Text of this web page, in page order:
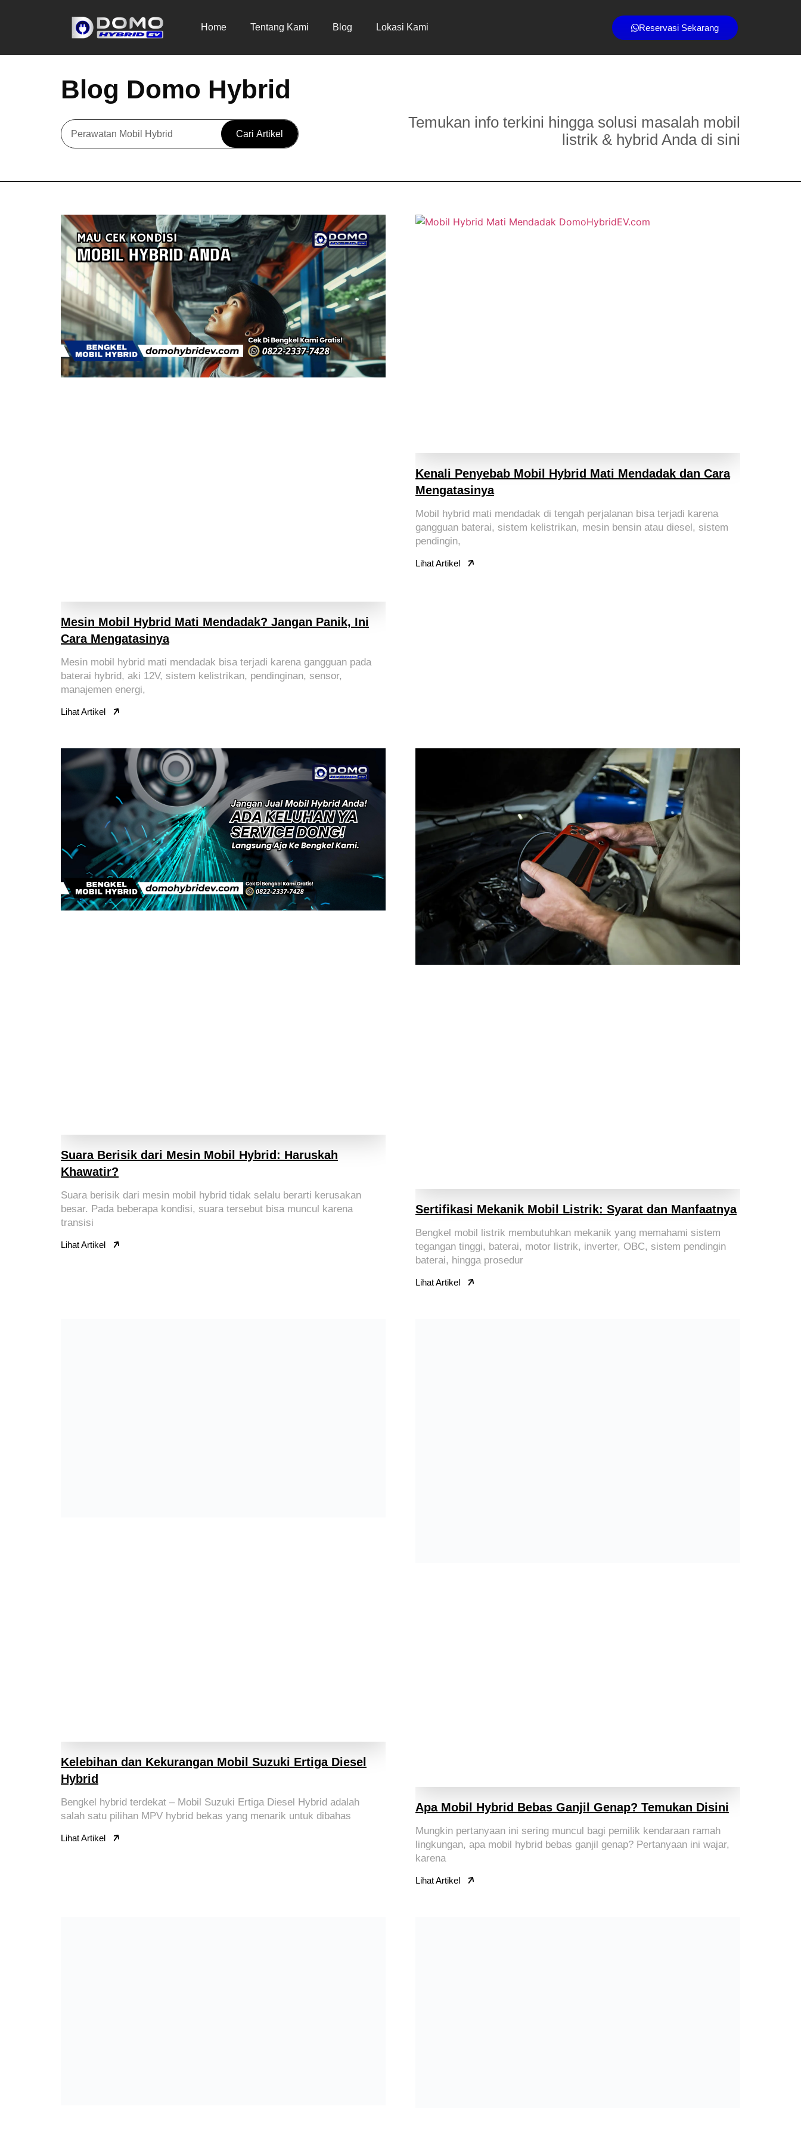
Home Tentang Kami Blog Lokasi Kami Reservasi Sekarang
Blog Domo Hybrid
Cari Artikel
Temukan info terkini hingga solusi masalah mobil
listrik & hybrid Anda di sini
Mesin Mobil Hybrid Mati Mendadak? Jangan Panik, Ini
Cara Mengatasinya
Mesin mobil hybrid mati mendadak bisa terjadi karena gangguan pada
baterai hybrid, aki 12V, sistem kelistrikan, pendinginan, sensor,
manajemen energi,
Lihat Artikel
Kenali Penyebab Mobil Hybrid Mati Mendadak dan Cara
Mengatasinya
Mobil hybrid mati mendadak di tengah perjalanan bisa terjadi karena
gangguan baterai, sistem kelistrikan, mesin bensin atau diesel, sistem
pendingin,
Lihat Artikel
Suara Berisik dari Mesin Mobil Hybrid: Haruskah
Khawatir?
Suara berisik dari mesin mobil hybrid tidak selalu berarti kerusakan
besar. Pada beberapa kondisi, suara tersebut bisa muncul karena
transisi
Lihat Artikel
Sertifikasi Mekanik Mobil Listrik: Syarat dan Manfaatnya
Bengkel mobil listrik membutuhkan mekanik yang memahami sistem
tegangan tinggi, baterai, motor listrik, inverter, OBC, sistem pendingin
baterai, hingga prosedur
Lihat Artikel
Kelebihan dan Kekurangan Mobil Suzuki Ertiga Diesel
Hybrid
Bengkel hybrid terdekat – Mobil Suzuki Ertiga Diesel Hybrid adalah
salah satu pilihan MPV hybrid bekas yang menarik untuk dibahas
Lihat Artikel
Apa Mobil Hybrid Bebas Ganjil Genap? Temukan Disini
Mungkin pertanyaan ini sering muncul bagi pemilik kendaraan ramah
lingkungan, apa mobil hybrid bebas ganjil genap? Pertanyaan ini wajar,
karena
Lihat Artikel